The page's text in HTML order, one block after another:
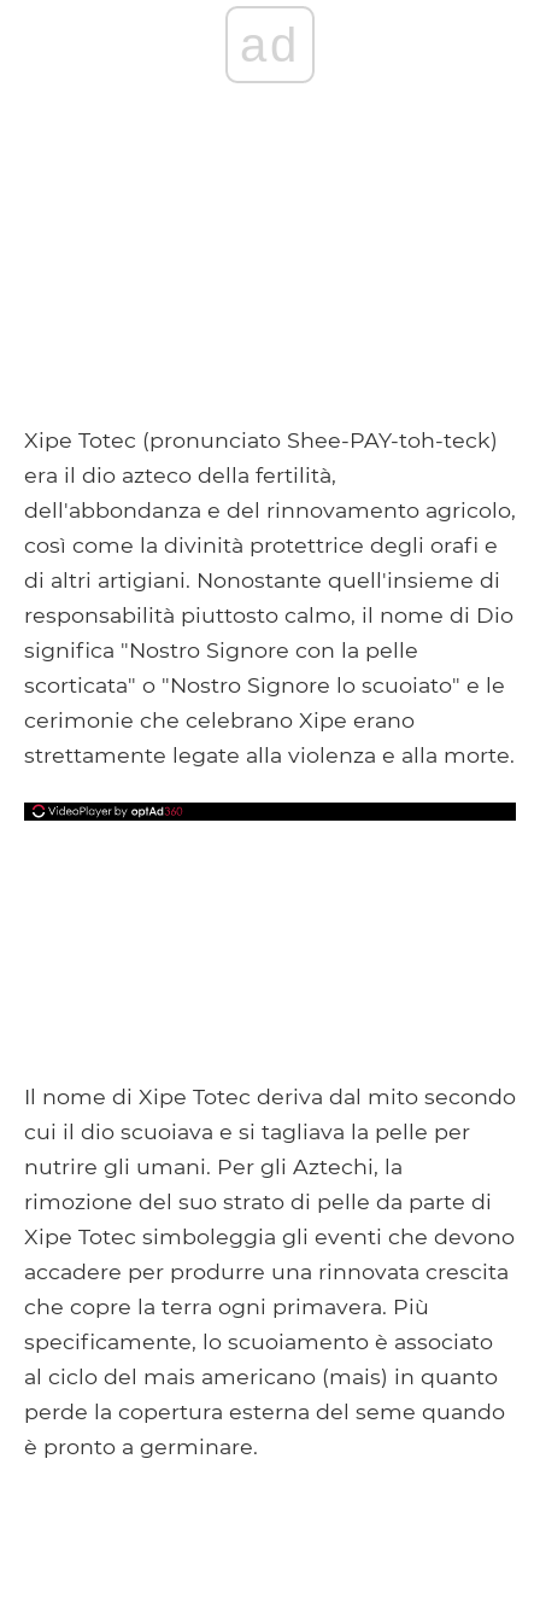
ad
Xipe Totec (pronunciato Shee-PAY-toh-teck)
era il dio azteco della fertilità,
dell'abbondanza e del rinnovamento agricolo,
così come la divinità protettrice degli orafi e
di altri artigiani. Nonostante quell'insieme di
responsabilità piuttosto calmo, il nome di Dio
significa "Nostro Signore con la pelle
scorticata" o "Nostro Signore lo scuoiato" e le
cerimonie che celebrano Xipe erano
strettamente legate alla violenza e alla morte.
Il nome di Xipe Totec deriva dal mito secondo
cui il dio scuoiava e si tagliava la pelle per
nutrire gli umani. Per gli Aztechi, la
rimozione del suo strato di pelle da parte di
Xipe Totec simboleggia gli eventi che devono
accadere per produrre una rinnovata crescita
che copre la terra ogni primavera. Più
specificamente, lo scuoiamento è associato
al ciclo del mais americano (mais) in quanto
perde la copertura esterna del seme quando
è pronto a germinare.